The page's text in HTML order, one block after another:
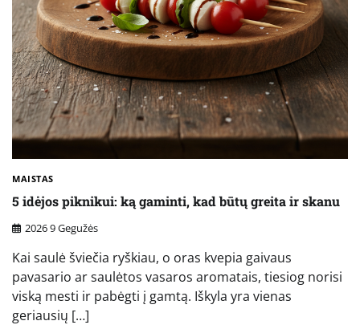
MAISTAS
5 idėjos piknikui: ką gaminti, kad būtų greita ir skanu
2026 9 Gegužės
Kai saulė šviečia ryškiau, o oras kvepia gaivaus
pavasario ar saulėtos vasaros aromatais, tiesiog norisi
viską mesti ir pabėgti į gamtą. Iškyla yra vienas
geriausių […]